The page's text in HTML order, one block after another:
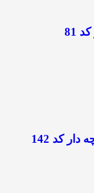
81
کد 142